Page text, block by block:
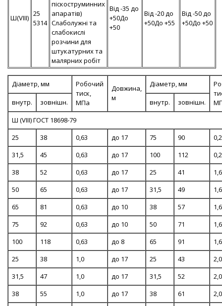
Ш(VIII) 25
5314
піскоструминних
апаратів)
Слаболужні та
слабокислі
розчини для
штукатурних та
малярних робіт
Від -35 до
+50До
+50
Від -20 до
+50До +55
Від -50 до
+50До +50
Діаметр, мм
Робочий
тиск,
МПа
Довжина,
м
Діаметр, мм
внутр. зовнішн. внутр.
зовнішн.
Ш (VIII) ГОСТ 18698-79
25
38 0,63 до 17 75 90
31,5
45 0,63 до 17 100 112
38
52 0,63 до 17 25 41
1,6
50
65 0,63 до 17 31,5 49
1,6
65
81 0,63 до 10 38 57
1,6
75
92 0,63 до 10 50 71
1,6
100
118 0,63 до 8 65 91
1,6
25
38 1,0 до 17 25 43
2,0
31,5
47 1,0 до 17 31,5 52
2,0
38
55 1,0 до 17 38 61
2,0